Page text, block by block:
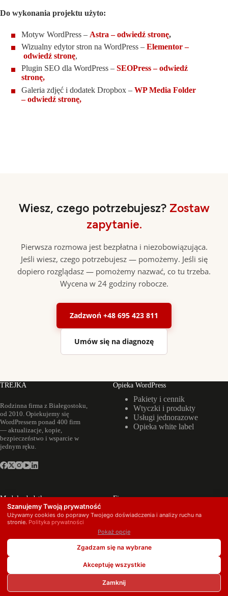
Do wykonania projektu użyto:
Motyw WordPress – Astra – odwiedź stronę,
Wizualny edytor stron na WordPress – Elementor –
odwiedź stronę,
Plugin SEO dla WordPress – SEOPress – odwiedź
stronę,
Galeria zdjęć i dodatek Dropbox – WP Media Folder
– odwiedź stronę,
Wiesz, czego potrzebujesz? Zostaw
zapytanie.
Pierwsza rozmowa jest bezpłatna i niezobowiązująca.
Jeśli wiesz, czego potrzebujesz — pomożemy. Jeśli się
dopiero rozglądasz — pomożemy nazwać, co tu trzeba.
Wycena w 24 godziny robocze.
Zadzwoń +48 695 423 811
Umów się na diagnozę
TREJKA
Rodzinna firma z Białegostoku,
od 2010. Opiekujemy się
WordPressem ponad 400 firm
— aktualizacje, kopie,
bezpieczeństwo i wsparcie w
jednym ręku.
Opieka WordPress
Pakiety i cennik
Wtyczki i produkty
Usługi jednorazowe
Opieka white label
Moduły dodatkowe
Backup poczty
firmowej
SEO
Firma
Realizacje
Copyright © 2026 TREJKA · ul. Moniuszki 31a, 15-192
Białystok · NIP 9662085626 · KRS 0000423570
Dane i kopie w UE (chmura e2 + QNAP)
Szanujemy Twoją prywatność
Używamy cookies do poprawy Twojego doświadczenia i analizy ruchu na
stronie. Polityka prywatności
Pokaż opcje
Zgadzam się na wybrane
Akceptuję wszystkie
Zamknij